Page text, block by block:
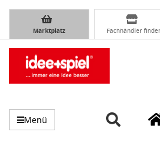
Marktplatz Fachhändler
Menü